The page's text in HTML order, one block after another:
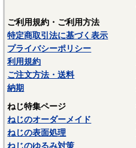
ご利用規約・ご利用方法
特定商取引法に基づく表示
プライバシーポリシー
利用規約
ご注文方法・送料
納期
ねじ特集ページ
ねじのオーダーメイド
ねじの表面処理
ねじのゆるみ対策